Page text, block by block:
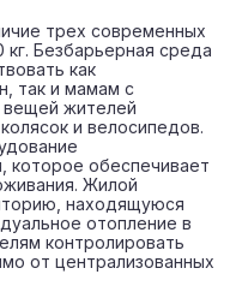
трех современных
Безбарьерная среда
как
так и мамам с
вещей жителей
и велосипедов.
которое обеспечивает
Жилой
находящуюся
отопление в
контролировать
от централизованных